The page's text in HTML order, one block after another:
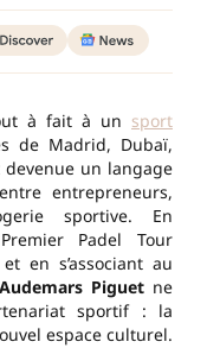
à fait à un sport
de Madrid, Dubaï,
un langage
entrepreneurs,
sportive. En
Padel Tour
et en s’associant au
Audemars Piguet ne
sportif : la
espace culturel.